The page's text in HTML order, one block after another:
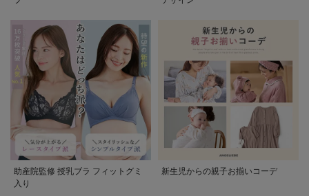
助産院監修 授乳ブラ フィットグミ
入り
新生児からの親子お揃いコーデ